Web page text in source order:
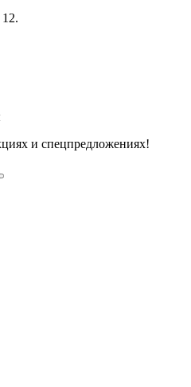
и спецпредложениях!